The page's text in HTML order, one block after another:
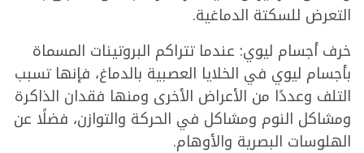
التعرض للسكتة الدماغية.
خرف أجسام ليوي: عندما تتراكم البروتينات المسماة
بأجسام ليوي في الخلايا العصبية بالدماغ، فإنها تسبب
التلف وعددًا من الأعراض الأخرى ومنها فقدان الذاكرة
ومشاكل النوم ومشاكل في الحركة والتوازن، فضلًا عن
الهلوسات البصرية والأوهام.